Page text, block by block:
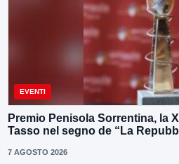
EVENTI
Premio Penisola Sorrentina, la
Tasso nel segno de “La
7 AGOSTO 2026